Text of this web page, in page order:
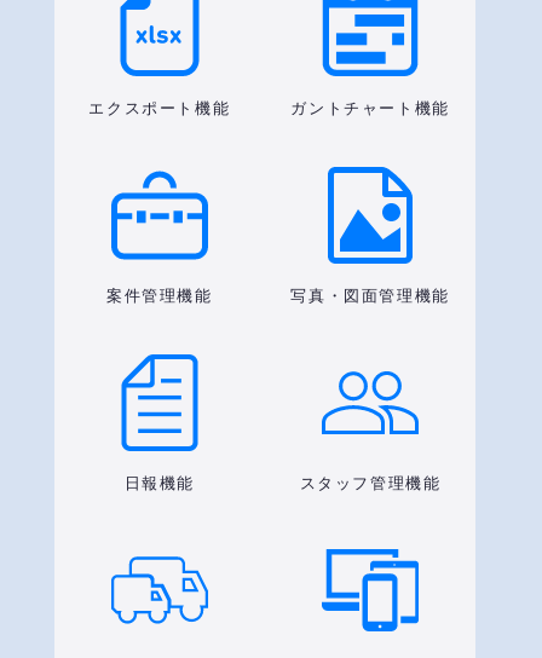
エクスポート機能 ガントチャート機能
案件管理機能 写真・図面管理機能
日報機能 スタッフ管理機能